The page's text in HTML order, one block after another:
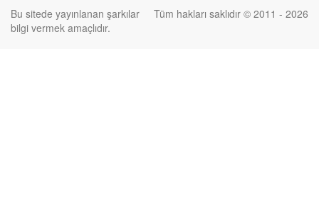
Tüm hakları saklıdır © 2011 - 2026
Bu sitede yayınlanan şarkılar
bilgi vermek amaçlıdır.